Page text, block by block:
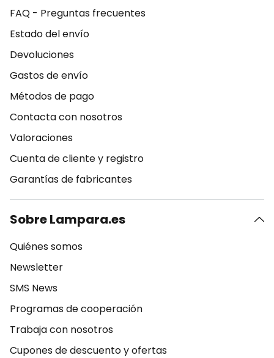
FAQ - Preguntas frecuentes
Estado del envío
Devoluciones
Gastos de envío
Métodos de pago
Contacta con nosotros
Valoraciones
Cuenta de cliente y registro
Garantías de fabricantes
Sobre Lampara.es
Quiénes somos
Newsletter
SMS News
Programas de cooperación
Trabaja con nosotros
Cupones de descuento y ofertas